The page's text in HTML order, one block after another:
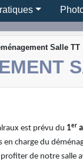
Salle TT
est prévu du 1er
en charge du
de notre salle